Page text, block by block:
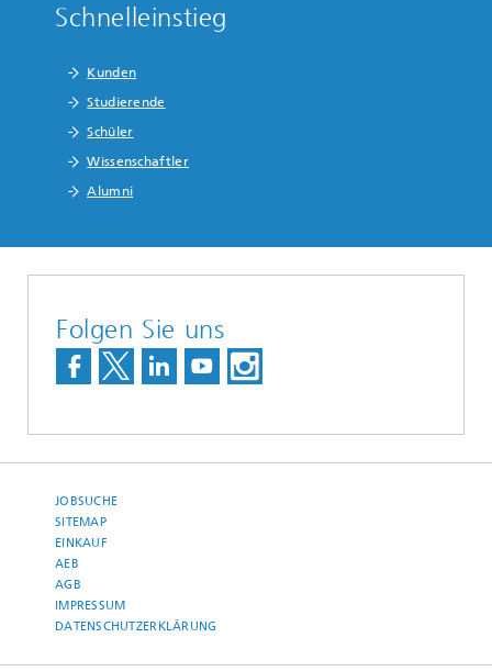
Schnelleinstieg
Kunden
Studierende
Schüler
Wissenschaftler
Alumni
Folgen Sie uns
JOBSUCHE
SITEMAP
EINKAUF
AEB
AGB
IMPRESSUM
DATENSCHUTZERKLÄRUNG